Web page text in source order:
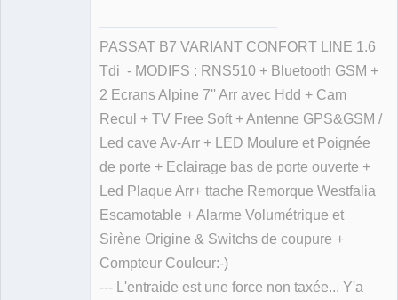
PASSAT B7 VARIANT CONFORT LINE 1.6
Tdi - MODIFS : RNS510 + Bluetooth GSM +
2 Ecrans Alpine 7'' Arr avec Hdd + Cam
Recul + TV Free Soft + Antenne GPS&GSM /
Led cave Av-Arr + LED Moulure et Poignée
de porte + Eclairage bas de porte ouverte +
Led Plaque Arr+ ttache Remorque Westfalia
Escamotable + Alarme Volumétrique et
Sirène Origine & Switchs de coupure +
Compteur Couleur:-)
--- L'entraide est une force non taxée... Y'a